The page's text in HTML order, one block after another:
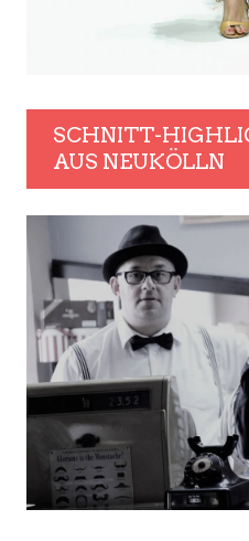
SCHNITT-
AUS NEUKÖLLN